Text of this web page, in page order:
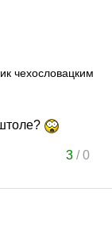
чехословацким
3/0